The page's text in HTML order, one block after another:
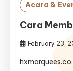
Acara &
Cara
February 23,